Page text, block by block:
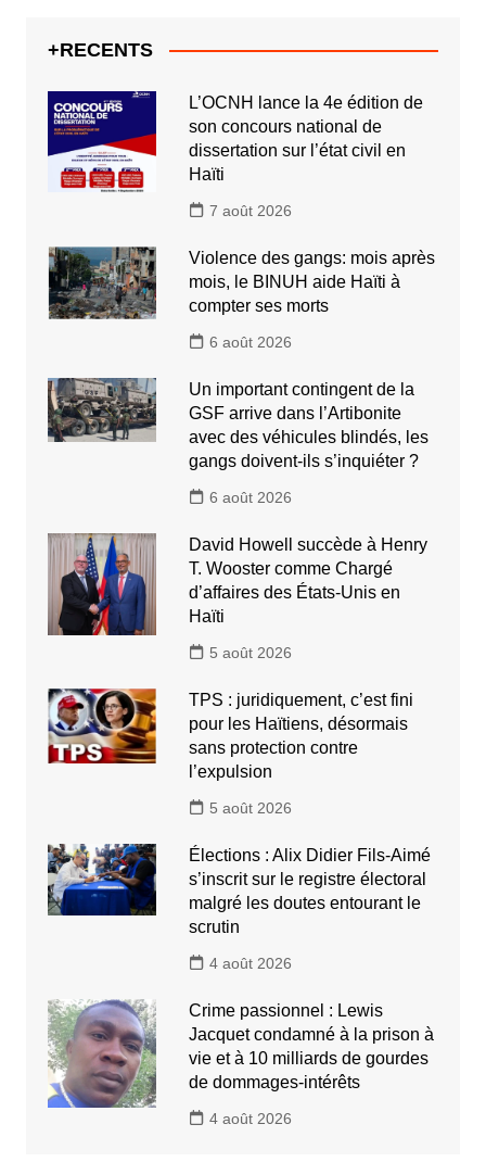
+RECENTS
L’OCNH lance la 4e édition de
son concours national de
dissertation sur l’état civil en
Haïti
7 août 2026
Violence des gangs: mois après
mois, le BINUH aide Haïti à
compter ses morts
6 août 2026
Un important contingent de la
GSF arrive dans l’Artibonite
avec des véhicules blindés, les
gangs doivent-ils s’inquiéter ?
6 août 2026
David Howell succède à Henry
T. Wooster comme Chargé
d’affaires des États-Unis en
Haïti
5 août 2026
TPS : juridiquement, c’est fini
pour les Haïtiens, désormais
sans protection contre
l’expulsion
5 août 2026
Élections : Alix Didier Fils-Aimé
s’inscrit sur le registre électoral
malgré les doutes entourant le
scrutin
4 août 2026
Crime passionnel : Lewis
Jacquet condamné à la prison à
vie et à 10 milliards de gourdes
de dommages-intérêts
4 août 2026